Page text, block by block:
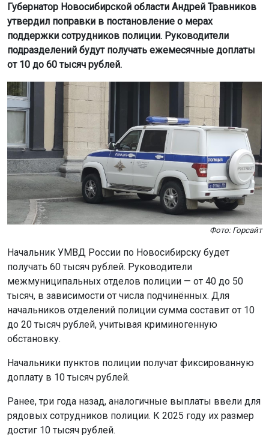
Губернатор Новосибирской области Андрей Травников
утвердил поправки в постановление о мерах
поддержки сотрудников полиции. Руководители
подразделений будут получать ежемесячные доплаты
от 10 до 60 тысяч рублей.
Фото: Горсайт
Начальник УМВД России по Новосибирску будет
получать 60 тысяч рублей. Руководители
межмуниципальных отделов полиции — от 40 до 50
тысяч, в зависимости от числа подчинённых. Для
начальников отделений полиции сумма составит от 10
до 20 тысяч рублей, учитывая криминогенную
обстановку.
Начальники пунктов полиции получат фиксированную
доплату в 10 тысяч рублей.
Ранее, три года назад, аналогичные выплаты ввели для
рядовых сотрудников полиции. К 2025 году их размер
достиг 10 тысяч рублей.